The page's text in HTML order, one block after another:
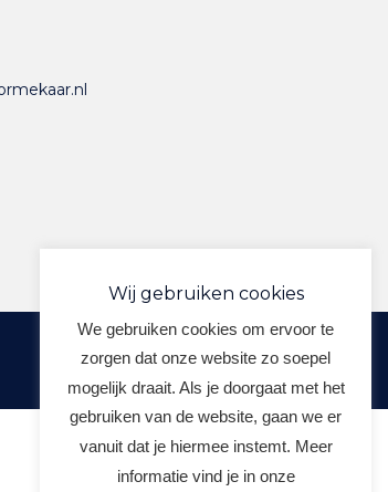
Wij gebruiken cookies
We gebruiken cookies om ervoor te
zorgen dat onze website zo soepel
mogelijk draait. Als je doorgaat met het
gebruiken van de website, gaan we er
vanuit dat je hiermee instemt. Meer
informatie vind je in onze